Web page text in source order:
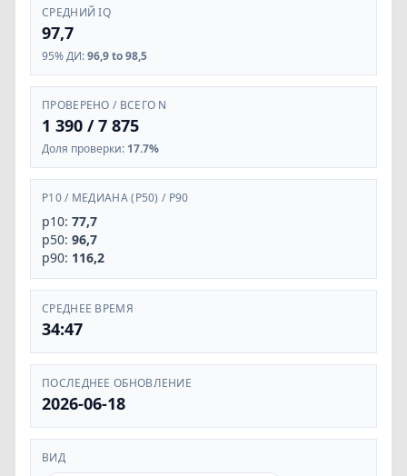
СРЕДНИЙ IQ
97,7
95% ДИ:96,9 to 98,5
ПРОВЕРЕНО / ВСЕГО N
1 390 /7 875
Доля проверки: 17.7%
P10/ МЕДИАНА (P50) / P90
p10: 77,7
p50: 96,7
p90: 116,2
СРЕДНЕЕ ВРЕМЯ
34:47
ПОСЛЕДНЕЕ ОБНОВЛЕНИЕ
2026-06-18
ВИД